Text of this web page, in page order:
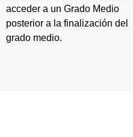
acceder a un Grado Medio
posterior a la finalización del
grado medio.